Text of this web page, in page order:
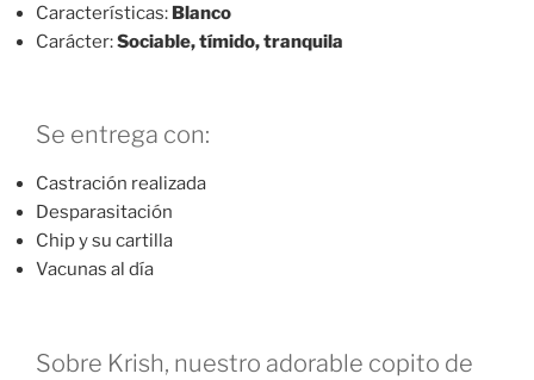
Características: Blanco
Carácter:Sociable, tímido, tranquila
Se entrega con:
Castración realizada
Desparasitación
Chip y su cartilla
Vacunas al día
Sobre Krish, nuestro adorable copito de